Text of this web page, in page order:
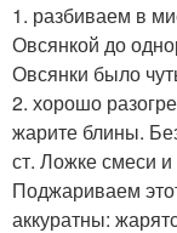
1. разбиваем в
Овсянкой до
Овсянки было
2. хорошо
жарите блины.
ст. Ложке смеси
Поджариваем
аккуратны: